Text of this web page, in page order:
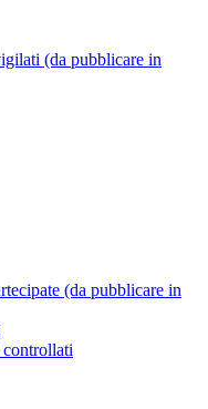
(da pubblicare in
(da pubblicare in